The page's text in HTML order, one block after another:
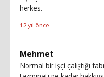
herkes.
12 yıl önce
Mehmet
Normal bir işçi çalıştığı